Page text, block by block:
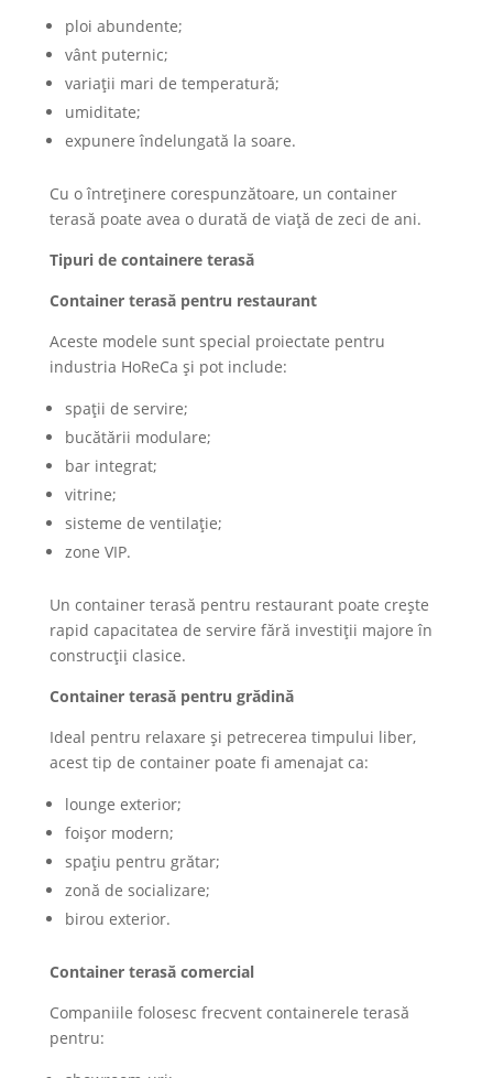
ploi abundente;
vânt puternic;
variații mari de temperatură;
umiditate;
expunere îndelungată la soare.
Cu o întreținere corespunzătoare, un container
terasă poate avea o durată de viață de zeci de ani.
Tipuri de containere terasă
Container terasă pentru restaurant
Aceste modele sunt special proiectate pentru
industria HoReCa și pot include:
spații de servire;
bucătării modulare;
bar integrat;
vitrine;
sisteme de ventilație;
zone VIP.
Un container terasă pentru restaurant poate crește
rapid capacitatea de servire fără investiții majore în
construcții clasice.
Container terasă pentru grădină
Ideal pentru relaxare și petrecerea timpului liber,
acest tip de container poate fi amenajat ca:
lounge exterior;
foișor modern;
spațiu pentru grătar;
zonă de socializare;
birou exterior.
Container terasă comercial
Companiile folosesc frecvent containerele terasă
pentru: